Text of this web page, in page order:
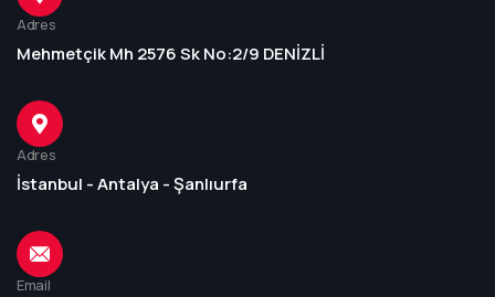
Adres
Mehmetçik Mh 2576 Sk No:2/9 DENİZLİ
Adres
İstanbul - Antalya - Şanlıurfa
Email